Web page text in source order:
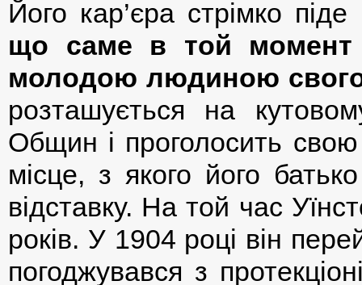
Його кар’єра стрімко
що саме в той момент
молодою людиною свого
розташується на
Общин і проголосить
місце, з якого його
відставку. На той час
років. У 1904 році він
погоджувався з